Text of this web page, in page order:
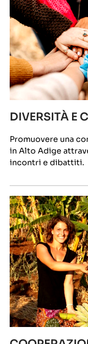
DIVERSITÀ E
Promuovere una
in Alto Adige
incontri e dibattiti.